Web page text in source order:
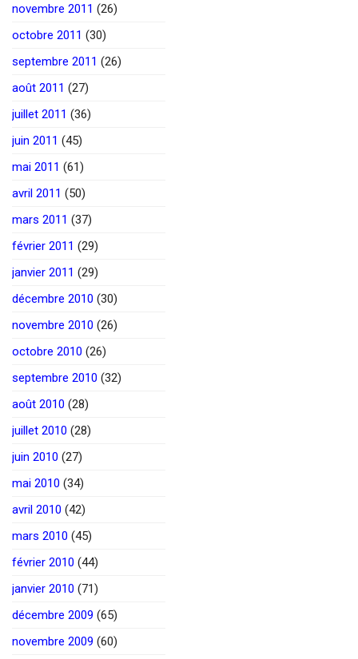
novembre 2011 (26)
octobre 2011 (30)
septembre 2011 (26)
août 2011 (27)
juillet 2011 (36)
juin 2011 (45)
mai 2011 (61)
avril 2011 (50)
mars 2011 (37)
février 2011 (29)
janvier 2011 (29)
décembre 2010 (30)
novembre 2010 (26)
octobre 2010 (26)
septembre 2010 (32)
août 2010 (28)
juillet 2010 (28)
juin 2010 (27)
mai 2010 (34)
avril 2010 (42)
mars 2010 (45)
février 2010 (44)
janvier 2010 (71)
décembre 2009 (65)
novembre 2009 (60)